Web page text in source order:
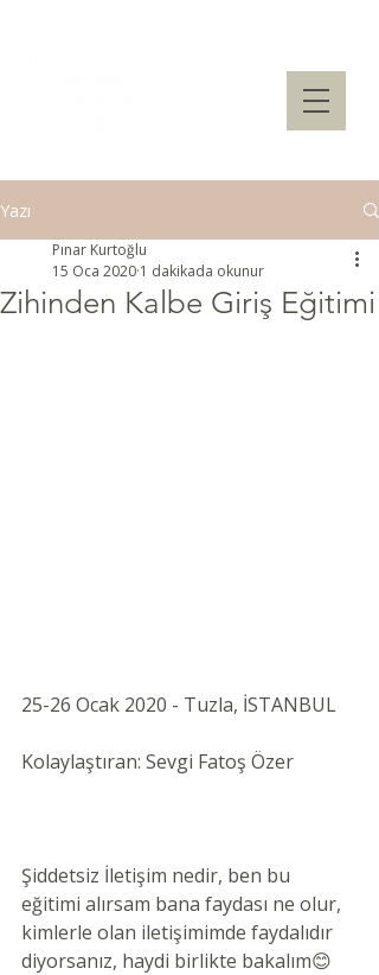
Yazı
Zihinden Kalbe Giriş Eğitimi
Pınar Kurtoğlu
15 Oca 2020 1 dakikada okunur
25-26 Ocak 2020 - Tuzla, İSTANBUL
Kolaylaştıran: Sevgi Fatoş Özer
Şiddetsiz İletişim nedir, ben bu
eğitimi alırsam bana faydası ne olur,
kimlerle olan iletişimimde faydalıdır
diyorsanız, haydi birlikte bakalım😊